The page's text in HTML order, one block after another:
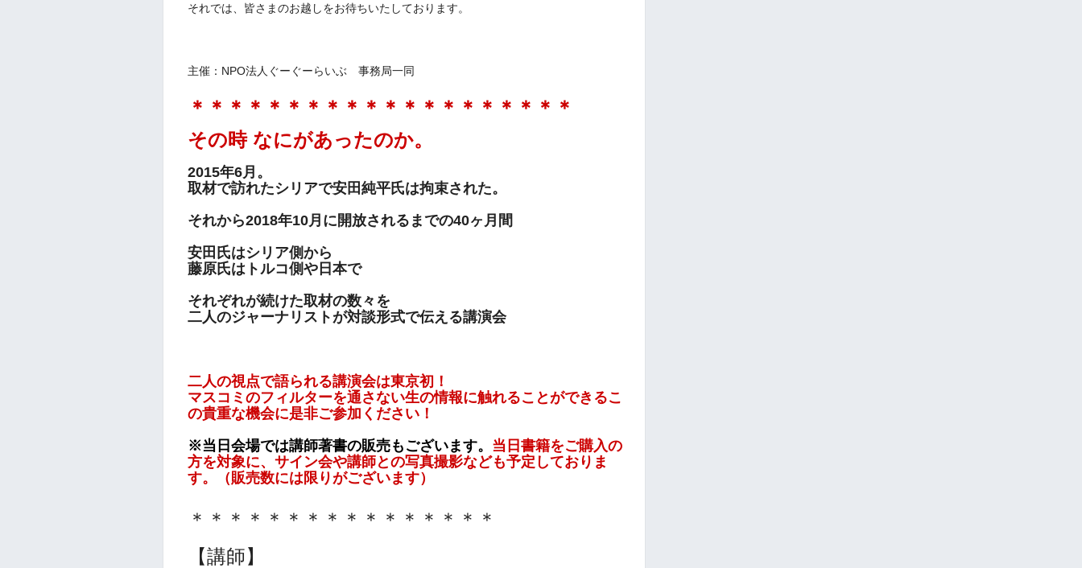
それでは、皆さまのお越しをお待ちいたしております。
主催：NPO法人ぐーぐーらいぶ 事務局一同
＊＊＊＊＊＊＊＊＊＊＊＊＊＊＊＊＊＊＊＊
その時 なにがあったのか。
2015年6月。
取材で訪れたシリアで安田純平氏は拘束された。
それから2018年10月に開放されるまでの40ヶ月間
安田氏はシリア側から
藤原氏はトルコ側や日本で
それぞれが続けた取材の数々を
二人のジャーナリストが対談形式で伝える講演会
二人の視点で語られる講演会は東京初！
マスコミのフィルターを通さない生の情報に触れることができるこ
の貴重な機会に是非ご参加ください！
※当日会場では講師著書の販売もございます。 当日書籍をご購入の
方を対象に、サイン会や講師との写真撮影なども予定 しておりま
す。
（販売数には限りがございます）
＊＊＊＊＊＊＊＊＊＊＊＊＊＊＊＊
【講師】